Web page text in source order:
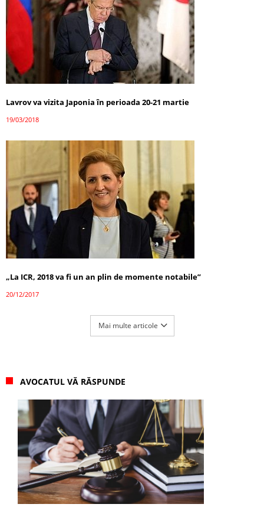
Lavrov va vizita Japonia în perioada 20-21 martie
19/03/2018
„La ICR, 2018 va fi un an plin de momente notabile”
20/12/2017
Mai multe articole
AVOCATUL VĂ RĂSPUNDE